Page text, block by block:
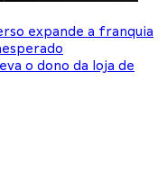
expande a franquia
o dono da loja de